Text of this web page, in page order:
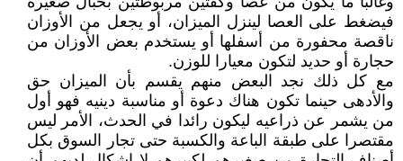
فيضغط على العصا لينزل الميزان، أو يجعل من الأوزان
ناقصة محفورة من أسفلها أو يستخدم بعض الأوزان من
حجارة أو حديد لتكون معيارا للوزن.
مع كل ذلك نجد البعض منهم يقسم بأن الميزان حق
والأدهى حينما تكون هناك دعوة أو مناسبة دينيه فهو أول
من يشمر عن ذراعيه ليكون رائدا في الحدث، الأمر ليس
مقتصرا على طبقة الباعة والكسبة حتى تجار السوق بكل